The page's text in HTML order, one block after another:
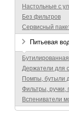
Настольные с
Без фильтров
Сервисный
Питьевая
Держатели для
Помпы, бутыли
Фильтры, ручки,
Вспениватели